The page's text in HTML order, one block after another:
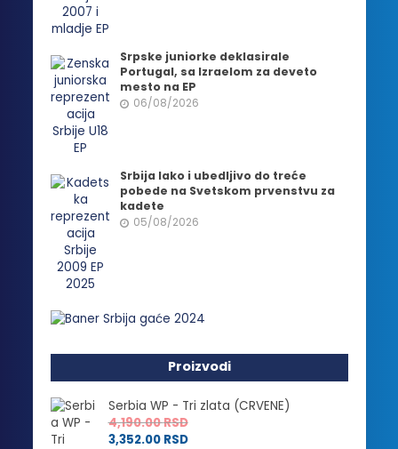
Srpske juniorke deklasirale
Portugal, sa Izraelom za deveto
mesto na EP
06/08/2026
Srbija lako i ubedljivo do treće
pobede na Svetskom prvenstvu za
kadete
05/08/2026
Proizvodi
Serbia WP - Tri zlata (CRVENE)
4,190.00RSD
3,352.00 RSD